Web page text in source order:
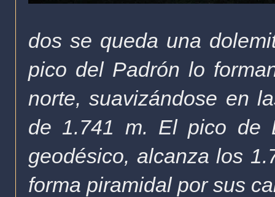
dos se queda una
pico del Padrón lo
norte, suavizándose en
de 1.741 m. El pico de
geodésico, alcanza los
forma piramidal por sus